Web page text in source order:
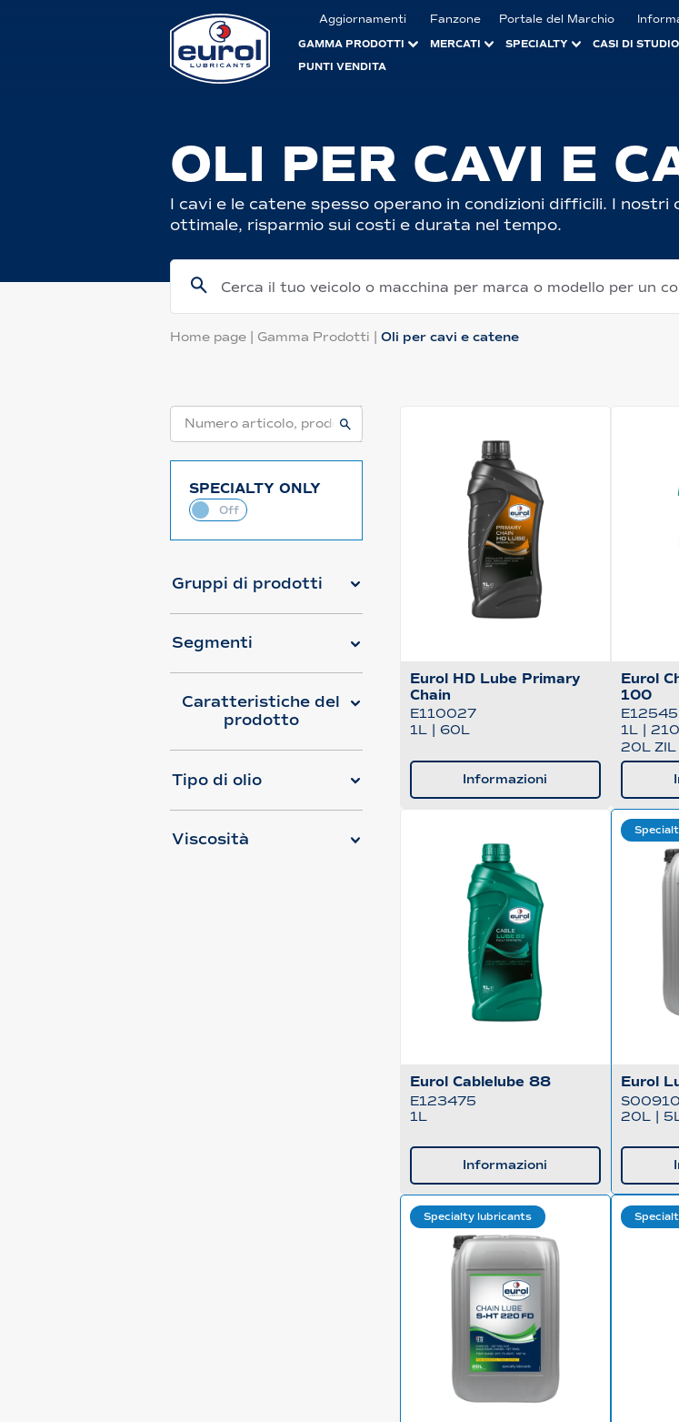
Aggiornamenti Fanzone Portale del Marchio
GAMMA PRODOTTI MERCATI SPECIALTY CASI DI STUDIO
PUNTI VENDITA
OLI PER CAVI E
I cavi e le catene spesso operano in condizioni difficili. I
ottimale, risparmio sui costi e durata nel tempo.
Cerca il tuo veicolo o macchina per marca o modello per un
Home page Gamma Prodotti |Oli per cavi e catene
SPECIALTY ONLY
Gruppi di prodotti
Segmenti
Caratteristiche del
prodotto
Tipo di olio
Viscosità
Eurol HD Lube Primary
Chain
E110027
1L
60L
Informazioni
Eurol
100
1L
20L ZIL
Eurol Cablelube 88
E123475
1L
Informazioni
Eurol
20L
Specialty lubricants